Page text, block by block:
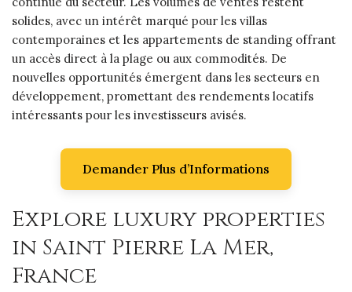
solides, avec un intérêt marqué pour les villas
contemporaines et les appartements de standing offrant
un accès direct à la plage ou aux commodités. De
nouvelles opportunités émergent dans les secteurs en
développement, promettant des rendements locatifs
intéressants pour les investisseurs avisés.
Demander Plus d’Informations
Explore luxury properties
in Saint Pierre La Mer,
France